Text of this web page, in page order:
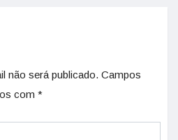
não será publicado. Campos
com *